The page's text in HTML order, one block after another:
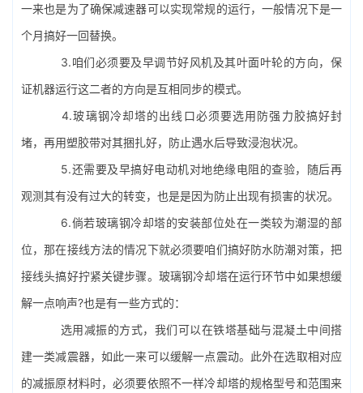
一来也是为了确保减速器可以实现常规的运行，一般情况下是一
个月搞好一回替换。
3.咱们必须要及早调节好风机及其叶面叶轮的方向，保
证机器运行这二者的方向是互相同步的模式。
4.玻璃钢冷却塔的出线口必须要选用防强力胶搞好封
堵，再用塑胶带对其捆扎好，防止遇水后导致浸泡状况。
5.还需要及早搞好电动机对地绝缘电阻的查验，随后再
观测其有没有过大的转变，也是是因为防止出现有损害的状况。
6.倘若玻璃钢冷却塔的安装部位处在一类较为潮湿的部
位，那在接线方法的情况下就必须要咱们搞好防水防潮对策，把
接线头搞好拧紧关键步骤。玻璃钢冷却塔在运行环节中如果想缓
解一点响声?也是有一些方式的：
选用减振的方式，我们可以在铁塔基础与混凝土中间搭
建一类减震器，如此一来可以缓解一点震动。此外在选取相对应
的减振原材料时，必须要依照不一样冷却塔的规格型号和范围来